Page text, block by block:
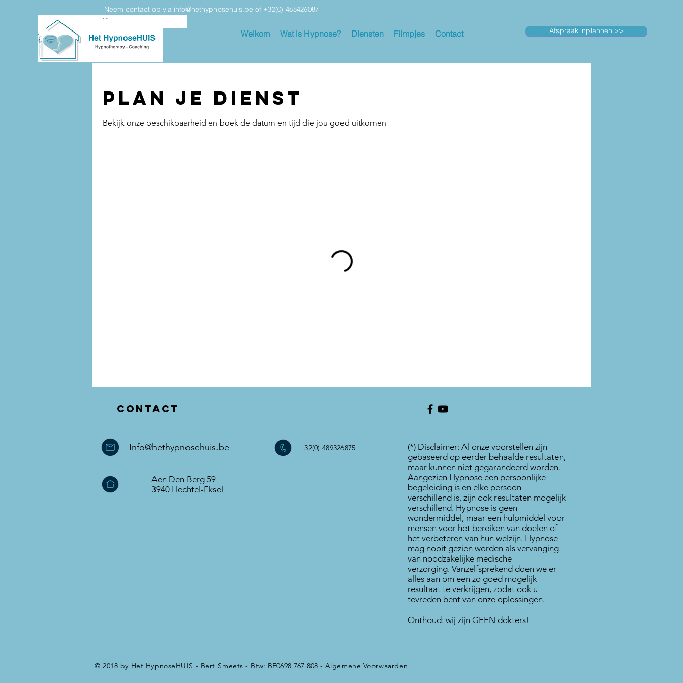
Knop
Welkom Wat is Hypnose? Diensten Filmpjes Contact Afspraak inplannen >>
Neem contact op via info@hethypnosehuis.be of +32(0) 468426087
Plan je dienst
Bekijk onze beschikbaarheid en boek de datum en tijd die jou goed uitkomen
Contact
Info@hethypnosehuis.be
Aen Den Berg 59
3940 Hechtel-Eksel
+32(0) 489326875
(*) Disclaimer: Al onze voorstellen zijn
gebaseerd op eerder behaalde resultaten,
maar kunnen niet gegarandeerd worden.
Aangezien Hypnose een persoonlijke
begeleiding is en elke persoon
verschillend is, zijn ook resultaten mogelijk
verschillend. Hypnose is geen
wondermiddel, maar een hulpmiddel voor
mensen voor het bereiken van doelen of
het verbeteren van hun welzijn. Hypnose
mag nooit gezien worden als vervanging
van noodzakelijke medische
verzorging. Vanzelfsprekend doen we er
alles aan om een zo goed mogelijk
resultaat te verkrijgen, zodat ook u
tevreden bent van onze oplossingen.
Onthoud: wij zijn GEEN dokters!
© 2018 by Het HypnoseHUIS - Bert Smeets - Btw: BE0698.767.808​ - Algemene Voorwaarden.